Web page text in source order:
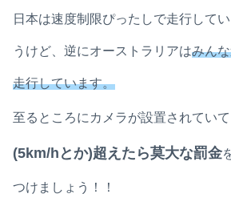
日本は速度制限ぴったしで走行して
うけど、逆にオーストラリアはみん
走行しています。
至るところにカメラが設置されていて
(5km/hとか)超えたら莫大な罰金
つけましょう！！